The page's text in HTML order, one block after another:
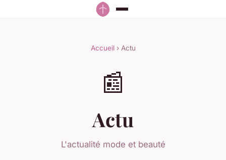
Accueil› Actu
📰
Actu
L'actualité mode et beauté